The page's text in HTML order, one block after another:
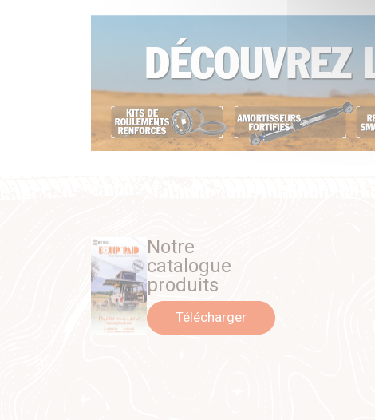
Notre
catalogue
produits
Télécharger